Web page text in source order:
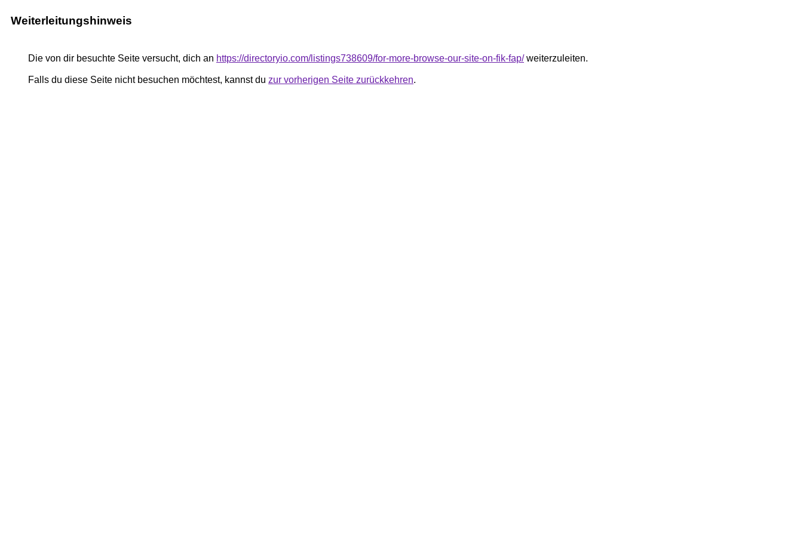
Weiterleitungshinweis
Die von dir besuchte Seite versucht, dich an https://directoryio.com/listings738609/for-more-browse-our-site-on-fik-fap/weiterzuleiten.
Falls du diese Seite nicht besuchen möchtest, kannst du zur vorherigen Seite zurückkehren.